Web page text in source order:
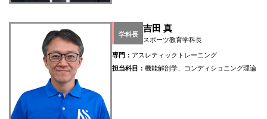
学科長
吉田 真
スポーツ教育学科長
専門： アスレティックトレーニング
担当科目：機能解剖学、コンディショニング理論